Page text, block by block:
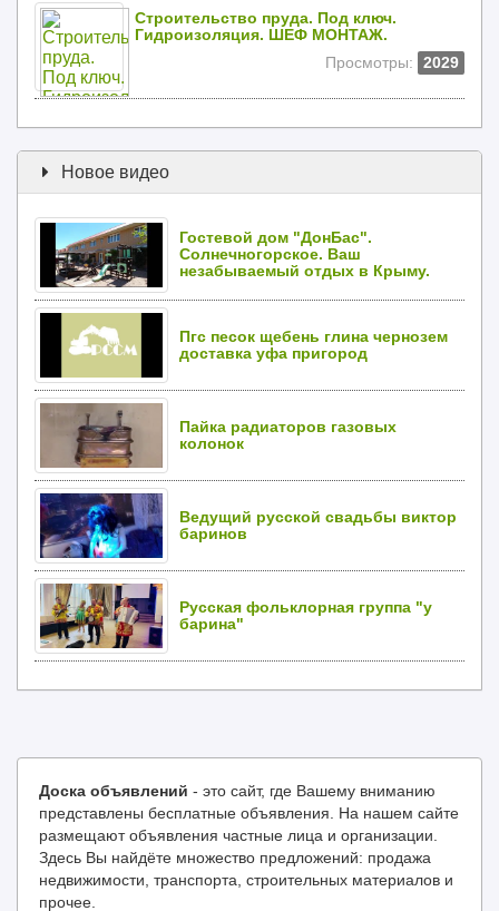
Строительство пруда. Под ключ.
Гидроизоляция. ШЕФ МОНТАЖ.
Просмотры:
2029
Новое видео
Гостевой дом "ДонБас".
Солнечногорское. Ваш
незабываемый отдых в Крыму.
Пгс песок щебень глина чернозем
доставка уфа пригород
Пайка радиаторов газовых
колонок
Ведущий русской свадьбы виктор
баринов
Русская фольклорная группа "у
барина"
Доска объявлений - это сайт, где Вашему вниманию
представлены бесплатные объявления. На нашем сайте
размещают объявления частные лица и организации.
Здесь Вы найдёте множество предложений: продажа
недвижимости, транспорта, строительных материалов и
прочее.